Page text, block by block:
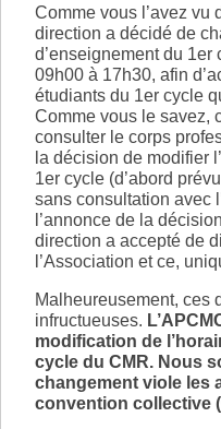
Comme vous l’avez vu
direction a décidé de
d’enseignement du
09h00 à 17h30, afin
étudiants du 1er cycle
Comme vous le savez,
consulter le corps
la décision de modifier
1er cycle (d’abord
sans consultation avec
l’annonce de la
direction a accepté de
l’Association et ce,
Malheureusement, ces
infructueuses.
modification de
cycle du CMR. Nous
changement viole les
convention collective